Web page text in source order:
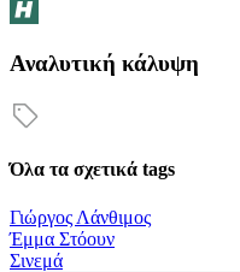
Αναλυτική κάλυψη
Όλα τα σχετικά tags
Γιώργος Λάνθιμος
Έμμα Στόουν
Σινεμά